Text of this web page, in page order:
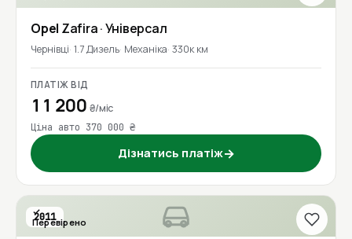
Opel Zafira· Універсал
Чернівці 1.7 Дизель Механіка 330к км
ПЛАТІЖ ВІД
11 200 ₴/міс
Ціна авто 370 000 ₴
Дізнатись платіж→
2011
Перевірено